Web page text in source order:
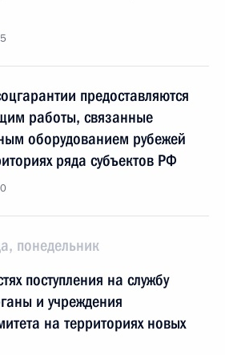
предоставляются
работы, связанные
оборудованием рубежей
ряда субъектов РФ
понедельник
поступления на службу
и учреждения
на территориях новых